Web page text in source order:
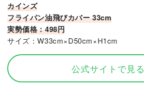
カインズ
フライパン油飛びカバー 33cm
実勢価格：498円
サイズ：W33cm×D50cm×H1cm
公式サイトで見る